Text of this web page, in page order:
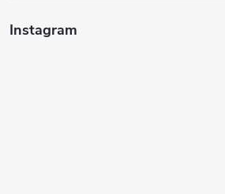
Instagram